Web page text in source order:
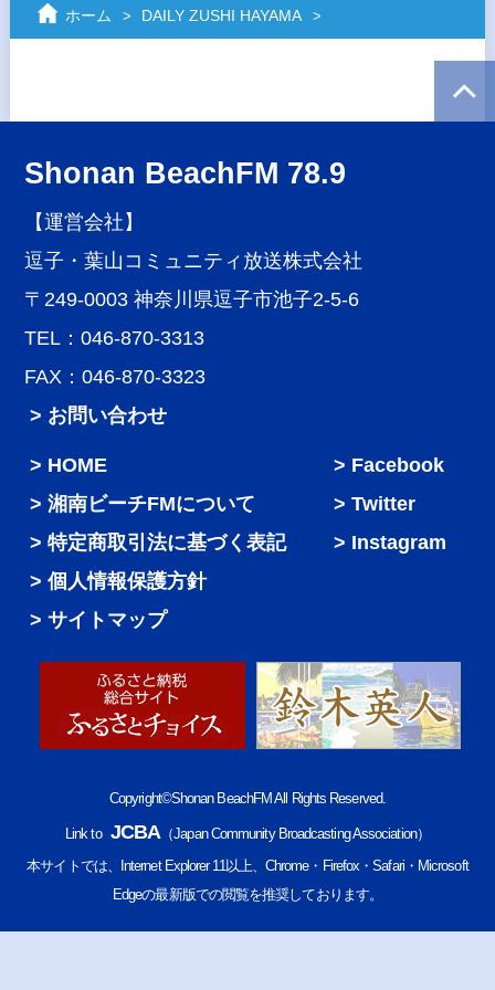
ホーム DAILY ZUSHI HAYAMA
Shonan BeachFM 78.9
【運営会社】
逗子・葉山コミュニティ放送株式会社
〒249-0003 神奈川県逗子市池子2-5-6
TEL：046-870-3313
FAX：046-870-3323
> お問い合わせ
HOME
湘南ビーチFMについて
特定商取引法に基づく表記
個人情報保護方針
サイトマップ
Facebook
Twitter
Instagram
Copyright©Shonan BeachFM All Rights Reserved.
Link to JCBA （Japan Community Broadcasting Association）
本サイトでは、Internet Explorer 11以上、Chrome・Firefox・Safari・Microsoft
Edgeの最新版での閲覧を推奨しております。